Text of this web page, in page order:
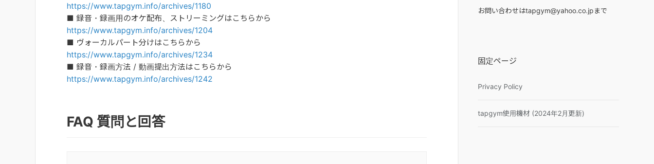
https://www.tapgym.info/archives/1180
■ 録音・録画用のオケ配布、ストリーミングはこちらから
https://www.tapgym.info/archives/1204
■ ヴォーカルパート分けはこちらから
https://www.tapgym.info/archives/1234
■ 録音・録画方法 / 動画提出方法はこちらから
https://www.tapgym.info/archives/1242
FAQ 質問と回答
お問い合わせはtapgym@yahoo.co.jpまで
固定ページ
Privacy Policy
tapgym使用機材 (2024年2月更新)